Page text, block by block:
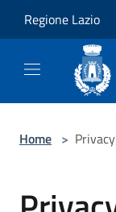
Regione Lazio
Home > Privacy